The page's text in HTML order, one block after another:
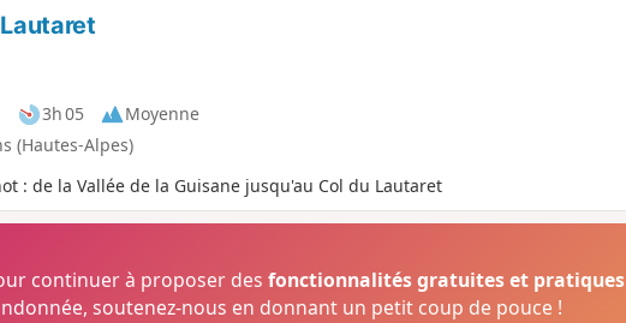
3h 05
Moyenne
(Hautes-Alpes)
: de la Vallée de la Guisane jusqu'au Col du Lautaret
continuer à proposer desfonctionnalités gratuites et pratiques
soutenez-nous en donnant un petit coup de pouce !